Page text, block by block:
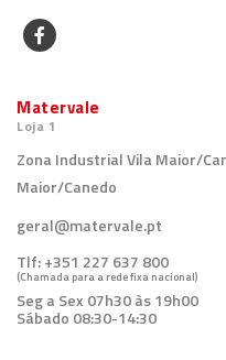
Matervale
Loja 1
Zona Industrial Vila Maior/
Maior/Canedo
geral@matervale.pt
Tlf:+351 227 637 800
(Chamada para a rede fixa nacional)
Seg a Sex 07h30 às 19h00
Sábado 08:30-14:30